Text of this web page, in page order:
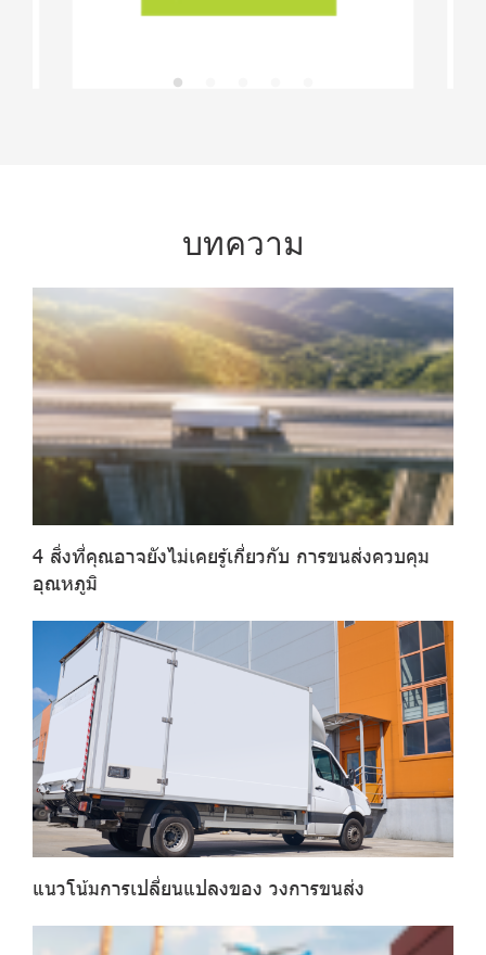
บทความ
4 สิ่งที่คุณอาจยังไม่เคยรู้เกี่ยวกับ การขนส่งควบคุม
อุณหภูมิ
แนวโน้มการเปลี่ยนแปลงของ วงการขนส่ง